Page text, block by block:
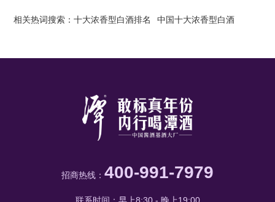
相关热词搜索：十大浓香型白酒排名 中国十大浓香型白酒
招商热线： 400-991-7979
联系时间：早上8:30 - 晚上19:00